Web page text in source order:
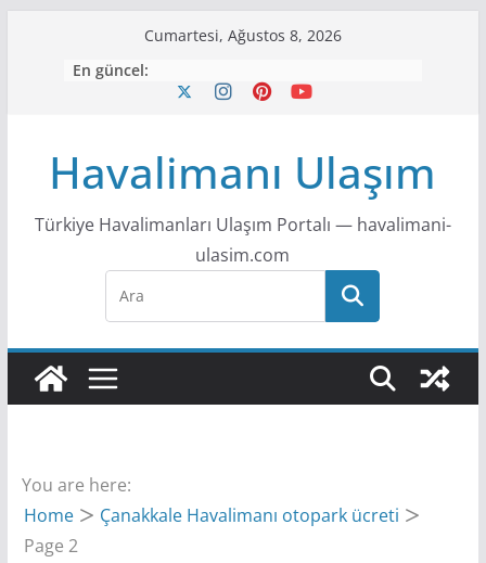
n
Cumartesi, Ağustos 8, 2026
En güncel:
Havalimanı Ulaşım
Türkiye Havalimanları Ulaşım Portalı — havalimani-
ulasim.com
You are here:
Home
Çanakkale Havalimanı otopark ücreti
Page 2